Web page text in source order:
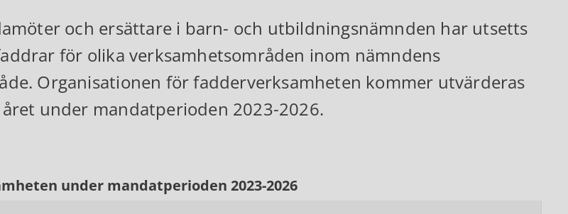
och ersättare i barn- och utbildningsnämnden har utsetts
för olika verksamhetsområden inom nämndens
Organisationen för fadderverksamheten kommer utvärderas
året under mandatperioden 2023-2026.
under mandatperioden 2023-2026